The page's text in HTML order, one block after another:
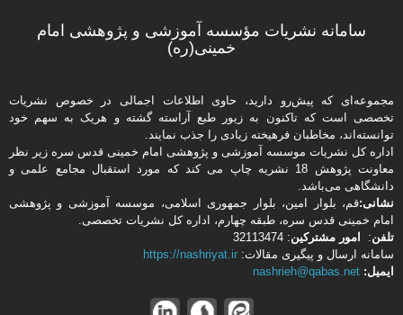
سامانه نشریات مؤسسه آموزشی و پژوهشی امام
خمینی(ره)
مجموعه‌ای که پیش‌رو دارید،‌ حاوی اطلاعات اجمالی در خصوص نشریات
تخصصی است که تاکنون به زیور طبع آراسته گشته و هریک به سهم خود
توانسته‌اند، مخاطبان فرهیخته‌ زیادی را جذب نمایند.
اداره كل نشریات موسسه آموزشی و پژوهشی امام خمینی قدس سره زیر نظر
معاونت پژوهش 18 نشریه چاپ می کند که مورد استقبال مجامع علمی و
دانشگاهی می‌باشد.
نشانی:قم، بلوار امین، بلوار جمهوری اسلامی، موسسه آموزشی و پژوهشی
امام خمینی قدس سره، طبقه چهارم، اداره كل نشریات تخصصی.
تلفن: امور مشتركین: 32113474
سامانه ارسال و پیگیری مقالات: https://nashriyat.ir
ایمیل: nashrieh@qabas.net